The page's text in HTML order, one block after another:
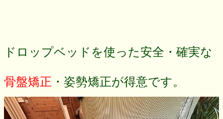
ドロップベッドを使った安全・確実な
骨盤矯正 ・姿勢矯正が得意です。